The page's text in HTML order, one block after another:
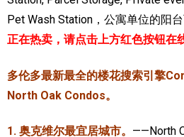
Pet Wash Station，公寓单位的阳
正在热卖，请点击上方红色按钮在
多伦多最新最全的楼花搜索引擎
North Oak Condos。
1. 奥克维尔最宜居城市。 ——North